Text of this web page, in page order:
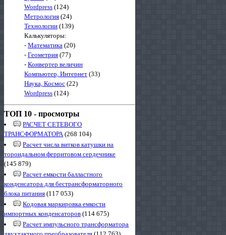
Wordpress (124)
Метрология (24)
Технологии (139)
Калькуляторы:
- Математика (20)
- Геометрия (77)
- Конвертер величин
Компьютер, Интернет (33)
Наука, Космос (22)
Wordpress (124)
ТОП 10 - просмотры
РАСЧЕТ СЕТЕВОГО
ТРАНСФОРМАТОРА(268 104)
Расчет числа витков катушки на
тороидальном ферритовом сердечнике
(145 879)
Расчет емкости балластного
конденсатора для бестрансформаторного
блока питания (117 053)
Кодовая маркировка емкости
импортных конденсаторов (114 675)
Расчет импульсного трансформатора